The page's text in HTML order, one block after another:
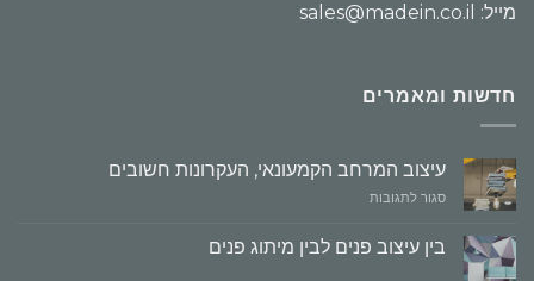
מייל: sales@madein.co.il
חדשות ומאמרים
עיצוב המרחב הקמעונאי, העקרונות חשובים
סגור לתגובותעל
הקמעונאי,
בין עיצוב פנים לבין מיתוג פנים